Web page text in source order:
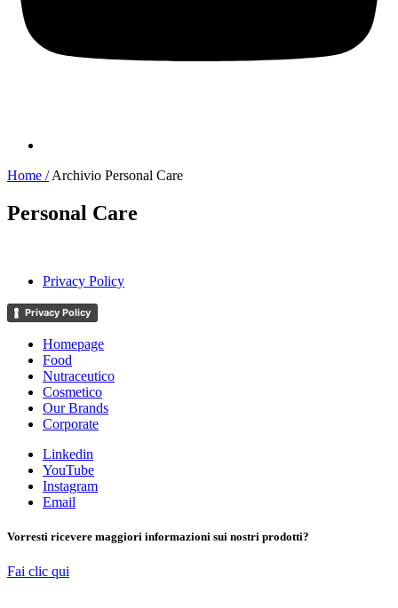
Home / Archivio Personal Care
Personal Care
Privacy Policy
Privacy Policy
Homepage
Food
Nutraceutico
Cosmetico
Our Brands
Corporate
Linkedin
YouTube
Instagram
Email
Vorresti ricevere maggiori informazioni sui nostri prodotti?
Fai clic qui